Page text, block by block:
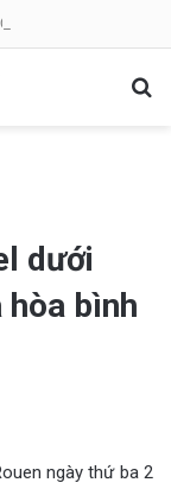
dưới
hòa bình
ngày thứ ba 2